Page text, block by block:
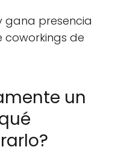
gana presencia
coworkings de
un